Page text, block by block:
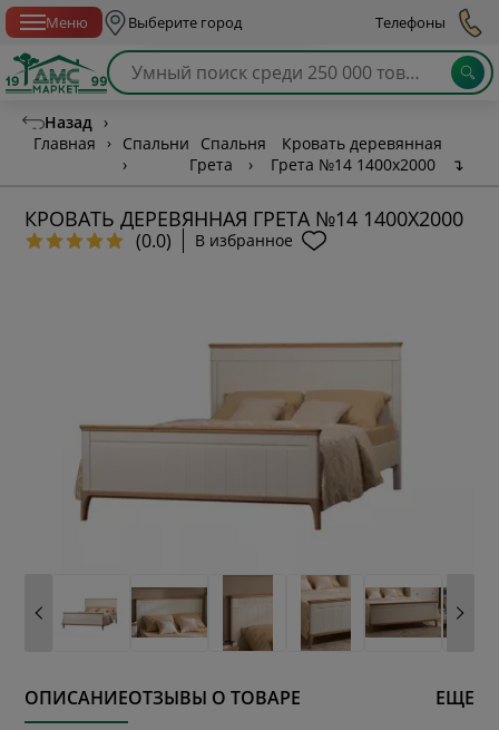
Меню Выберите город Телефоны
Назад ›
Главная
›
Спальни
›
Спальня
Грета
›
Кровать деревянная
Грета №14 1400х2000
↴
КРОВАТЬ ДЕРЕВЯННАЯ ГРЕТА №14 1400Х2000
(0.0) В избранное
ОПИСАНИЕОТЗЫВЫ О ТОВАРЕ ЕЩЕ